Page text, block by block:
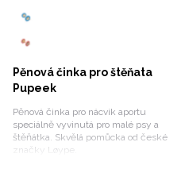
Pěnová činka pro štěňata
Pupeek
Pěnová činka pro nácvik aportu
speciálně vyvinutá pro malé psy a
štěňátka. Skvělá pomůcka od české
značky Løype.